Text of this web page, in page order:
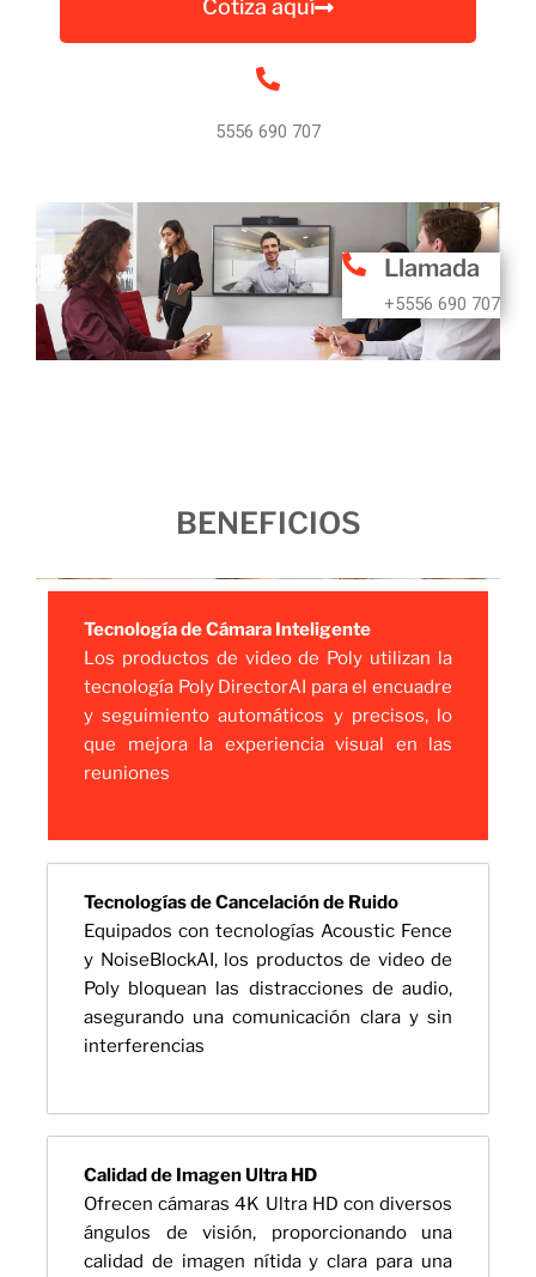
Cotiza aquí
5556 690 707
Llamada
+5556 690 707
BENEFICIOS
Tecnología de Cámara Inteligente
Los productos de video de Poly utilizan la
tecnología Poly DirectorAI para el encuadre
y seguimiento automáticos y precisos, lo
que mejora la experiencia visual en las
reuniones
Tecnologías de Cancelación de Ruido
Equipados con tecnologías Acoustic Fence
y NoiseBlockAI, los productos de video de
Poly bloquean las distracciones de audio,
asegurando una comunicación clara y sin
interferencias
Calidad de Imagen Ultra HD
Ofrecen cámaras 4K Ultra HD con diversos
ángulos de visión, proporcionando una
calidad de imagen nítida y clara para una